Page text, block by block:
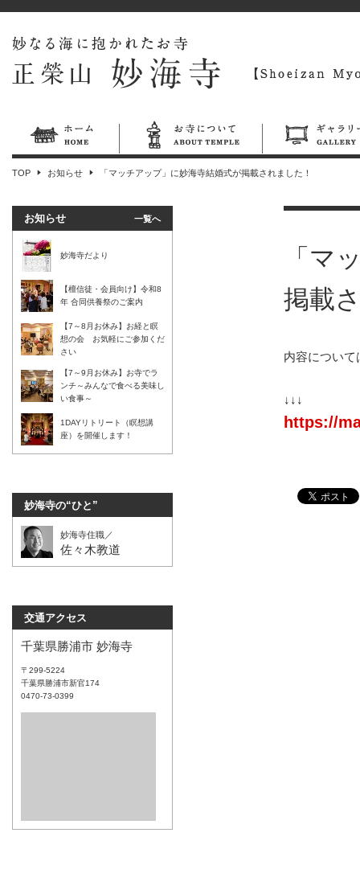
TOP お知らせ 「マッチアップ」に妙海寺結婚式が掲載されました！
「マ
掲載
内容につい
↓↓↓
https://
お知らせ 一覧へ
妙海寺だより
【檀信徒・会員向け】令和8
年 合同供養祭のご案内
【7～8月お休み】お経と瞑
想の会 お気軽にご参加くだ
さい
【7～9月お休み】お寺でラ
ンチ～みんなで食べる美味し
い食事～
1DAYリトリート（瞑想講
座）を開催します！
妙海寺の“ひと”
妙海寺住職／
佐々木教道
交通アクセス
千葉県勝浦市 妙海寺
〒299-5224
千葉県勝浦市新官174
0470-73-0399